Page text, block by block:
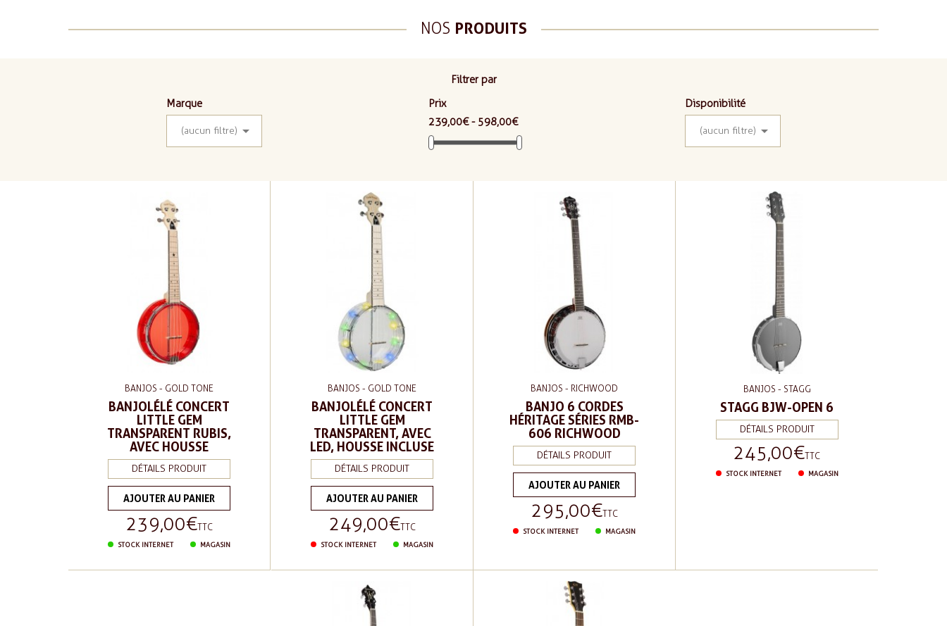
NOS PRODUITS
Filtrer par
Marque
(aucun filtre) 
Prix
239,00 € - 598,00 €
Disponibilité
(aucun filtre) 
BANJOS - GOLD TONE
BANJOLÉLÉ CONCERT
LITTLE GEM
TRANSPARENT RUBIS,
AVEC HOUSSE
DÉTAILS PRODUIT
AJOUTER AU PANIER
Prix
239,00 €TTC
STOCK INTERNET MAGASIN
BANJOS - GOLD TONE
BANJOLÉLÉ CONCERT
LITTLE GEM
TRANSPARENT, AVEC
LED, HOUSSE INCLUSE
DÉTAILS PRODUIT
AJOUTER AU PANIER
Prix
249,00 €TTC
STOCK INTERNET MAGASIN
BANJOS - RICHWOOD
BANJO 6 CORDES
HÉRITAGE SÉRIES RMB-
606 RICHWOOD
DÉTAILS PRODUIT
AJOUTER AU PANIER
Prix
295,00 €TTC
STOCK INTERNET MAGASIN
BANJOS - STAGG
STAGG BJW-OPEN 6
DÉTAILS PRODUIT
Prix
245,00 €TTC
STOCK INTERNET MAGASIN